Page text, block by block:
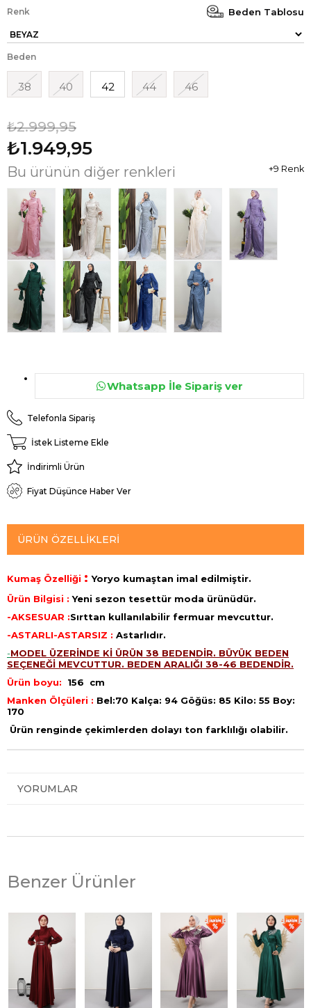
Renk Beden Tablosu
Beden
38 40 42 44 46
₺2.999,95
₺1.949,95
Bu ürünün diğer renkleri +9 Renk
Whatsapp İle Sipariş ver
Telefonla Sipariş
İstek Listeme Ekle
İndirimli Ürün
Fiyat Düşünce Haber Ver
ÜRÜN ÖZELLIKLERI
Kumaş Özelliği : Yoryo kumaştan imal edilmiştir.
Ürün Bilgisi :Yeni sezon tesettür moda ürünüdür.
-AKSESUAR :Sırttan kullanılabilir fermuar mevcuttur.
-ASTARLI-ASTARSIZ : Astarlıdır.
-MODEL ÜZERİNDE Kİ ÜRÜN 38 BEDENDİR. BÜYÜK BEDEN
SEÇENEĞİ MEVCUTTUR. BEDEN ARALIĞI 38-46 BEDENDİR.
Ürün boyu:
156 cm
Manken Ölçüleri : Bel:70 Kalça: 94 Göğüs: 85 Kilo: 55 Boy:
170
Ürün renginde çekimlerden dolayı ton farklılığı olabilir.
YORUMLAR
Benzer Ürünler